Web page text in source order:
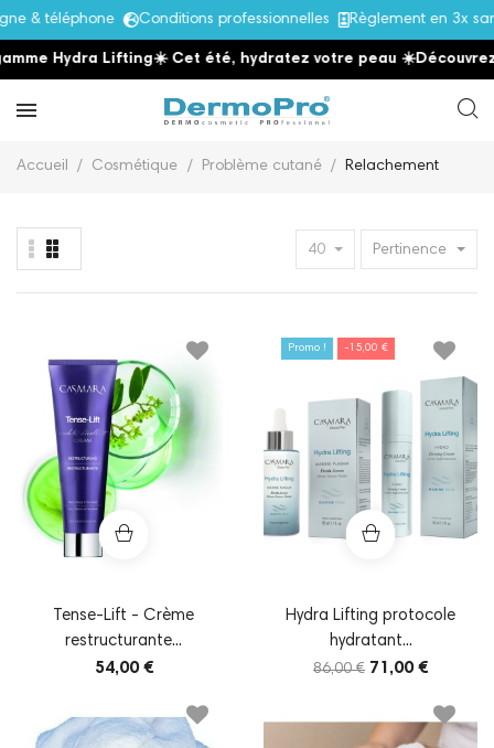
téléphone Conditions professionnelles Règlement en 3x sans
Hydra Lifting☀️ Cet été, hydratez votre peau ☀️Découvrez la
Accueil Cosmétique Problème cutané Relachement
40 Pertinence
Tense-Lift - Crème
restructurante...
54,00 €
Promo ! -15,00 €
Hydra Lifting protocole
hydratant...
86,00 € 71,00 €